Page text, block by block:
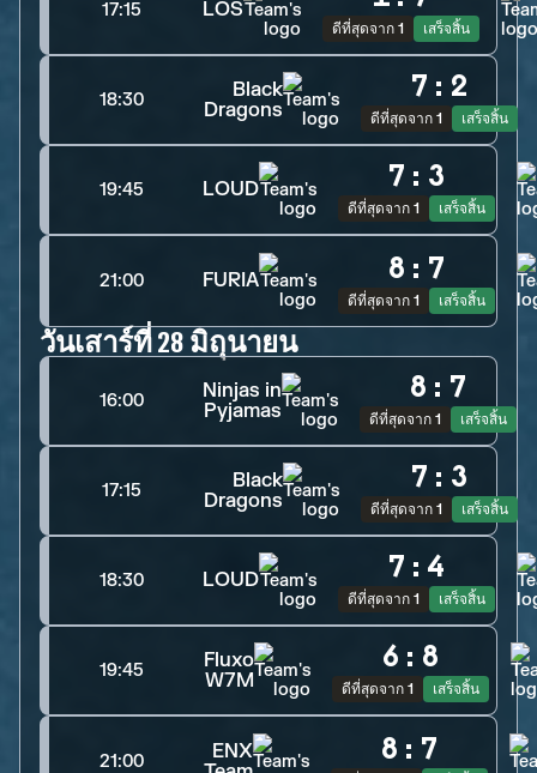
17:15 LOS
ดีที่สุดจาก 1 เสร็จสิ้น
18:30
Black
Dragons
7 : 2
ดีที่สุดจาก 1 เสร็จสิ้น
19:45 LOUD 7 : 3
ดีที่สุดจาก 1 เสร็จสิ้น
21:00 FURIA 8 : 7
ดีที่สุดจาก 1 เสร็จสิ้น
วันเสาร์ที่ 28 มิถุนายน
16:00
Ninjas in
Pyjamas
8 : 7
ดีที่สุดจาก 1 เสร็จสิ้น
17:15
Black
Dragons
7 : 3
ดีที่สุดจาก 1 เสร็จสิ้น
18:30 LOUD 7 : 4
ดีที่สุดจาก 1 เสร็จสิ้น
19:45
Fluxo
W7M
6 : 8
ดีที่สุดจาก 1 เสร็จสิ้น
21:00
ENX
8 : 7